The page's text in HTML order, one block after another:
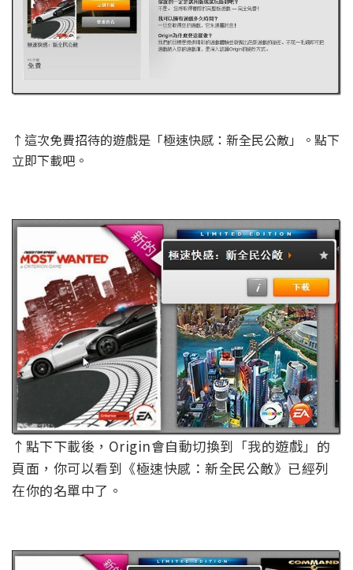
↑這次免費招待的遊戲是「極速快感：新全民公敵」。點下
立即下載吧。
↑點下下載後，Origin會自動切換到「我的遊戲」的
頁面，你可以看到《極速快感：新全民公敵》已經列
在你的名單中了。